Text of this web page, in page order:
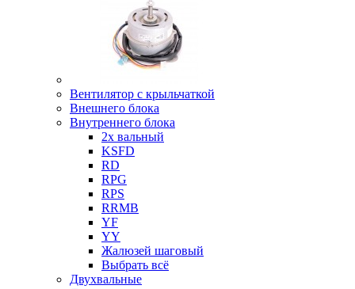
Вентилятор с крыльчаткой
Внешнего блока
Внутреннего блока
2х вальный
KSFD
RD
RPG
RPS
RRMB
YF
YY
Жалюзей шаговый
Выбрать всё
Двухвальные